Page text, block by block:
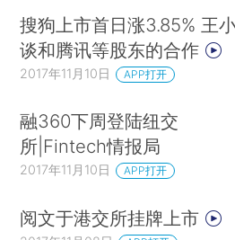
搜狗上市首日涨3.85% 王
谈和腾讯等股东的合作
2017年11月10日 APP打开
融360下周登陆纽交
所|Fintech情报局
2017年11月10日 APP打开
阅文于港交所挂牌上市